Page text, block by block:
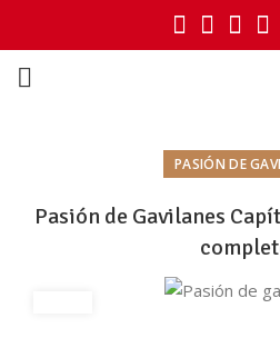
PASIÓN DE
Pasión de Gavilanes